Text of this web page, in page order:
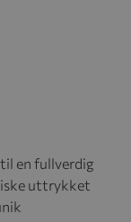
en fullverdig
uttrykket